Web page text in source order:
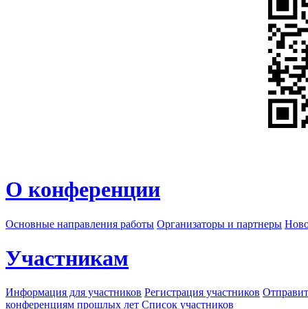
О конференции
Основные направления работы Организаторы и партнеры
Участникам
Информация для участников Регистрация участников
конференциям прошлых лет Список участников